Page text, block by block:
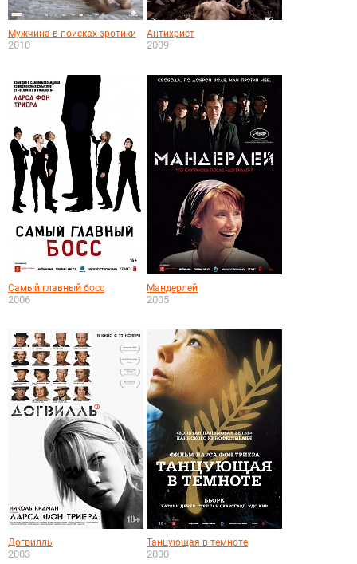
Мужчина в поисках эротики
2010
Антихрист
2009
Самый главный босс
2006
Мандерлей
2005
Догвилль
2003
Танцующая в темноте
2000